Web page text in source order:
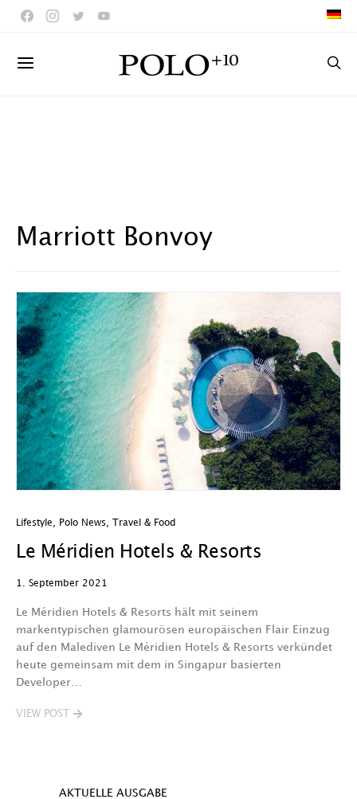
Marriott Bonvoy
Lifestyle Polo News Travel & Food
Le Méridien Hotels & Resorts
1. September 2021
Le Méridien Hotels & Resorts hält mit seinem
markentypischen glamourösen europäischen Flair Einzug
auf den Malediven Le Méridien Hotels & Resorts verkündet
heute gemeinsam mit dem in Singapur basierten
Developer…
VIEW POST
AKTUELLE AUSGABE